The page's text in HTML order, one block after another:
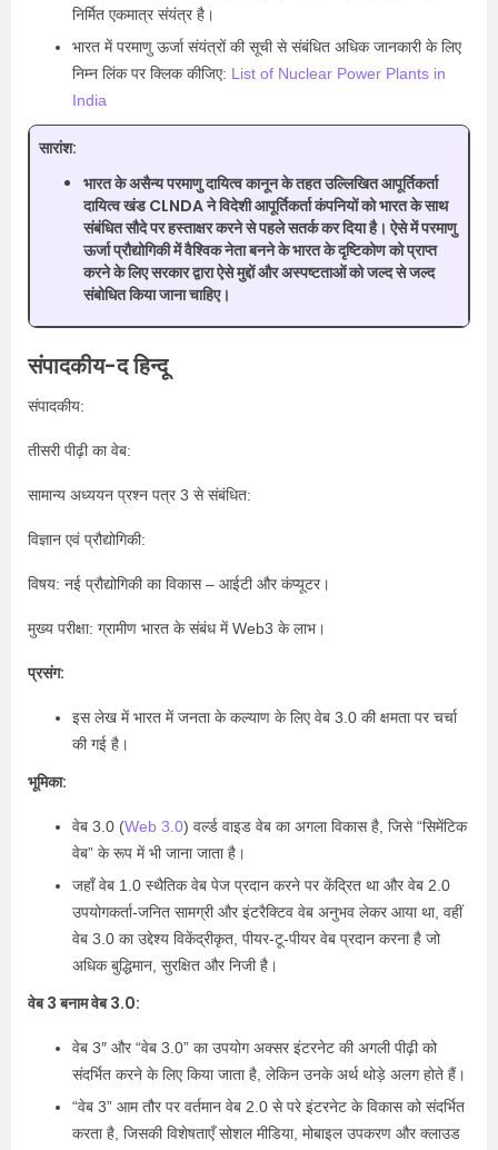
निर्मित एकमात्र संयंत्र है।
भारत में परमाणु ऊर्जा संयंत्रों की सूची से संबंधित अधिक जानकारी के लिए
निम्न लिंक पर क्लिक कीजिए: List of Nuclear Power Plants in
India
सारांश:
भारत के असैन्य परमाणु दायित्व कानून के तहत उल्लिखित आपूर्तिकर्ता
दायित्व खंड CLNDA ने विदेशी आपूर्तिकर्ता कंपनियों को भारत के साथ
संबंधित सौदे पर हस्ताक्षर करने से पहले सतर्क कर दिया है। ऐसे में परमाणु
ऊर्जा प्रौद्योगिकी में वैश्विक नेता बनने के भारत के दृष्टिकोण को प्राप्त
करने के लिए सरकार द्वारा ऐसे मुद्दों और अस्पष्टताओं को जल्द से जल्द
संबोधित किया जाना चाहिए।
संपादकीय-द हिन्दू
संपादकीय:
तीसरी पीढ़ी का वेब:
सामान्य अध्ययन प्रश्न पत्र 3 से संबंधित:
विज्ञान एवं प्रौद्योगिकी:
विषय: नई प्रौद्योगिकी का विकास – आईटी और कंप्यूटर।
मुख्य परीक्षा: ग्रामीण भारत के संबंध में Web3 के लाभ।
प्रसंग:
इस लेख में भारत में जनता के कल्याण के लिए वेब 3.0 की क्षमता पर चर्चा
की गई है।
भूमिका:
वेब 3.0 (Web 3.0) वर्ल्ड वाइड वेब का अगला विकास है, जिसे “सिमेंटिक
वेब” के रूप में भी जाना जाता है।
जहाँ वेब 1.0 स्थैतिक वेब पेज प्रदान करने पर केंद्रित था और वेब 2.0
उपयोगकर्ता-जनित सामग्री और इंटरैक्टिव वेब अनुभव लेकर आया था, वहीं
वेब 3.0 का उद्देश्य विकेंद्रीकृत, पीयर-टू-पीयर वेब प्रदान करना है जो
अधिक बुद्धिमान, सुरक्षित और निजी है।
वेब 3 बनाम वेब 3.0:
वेब 3″ और “वेब 3.0” का उपयोग अक्सर इंटरनेट की अगली पीढ़ी को
संदर्भित करने के लिए किया जाता है, लेकिन उनके अर्थ थोड़े अलग होते हैं।
“वेब 3” आम तौर पर वर्तमान वेब 2.0 से परे इंटरनेट के विकास को संदर्भित
करता है, जिसकी विशेषताएँ सोशल मीडिया, मोबाइल उपकरण और क्लाउड